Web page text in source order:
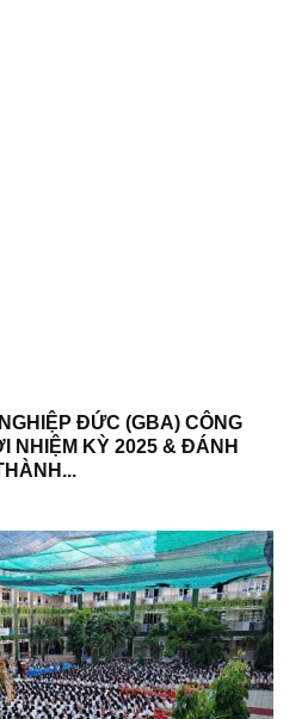
ĐỨC (GBA) CÔNG
NHIỆM KỲ 2025 & ĐÁNH